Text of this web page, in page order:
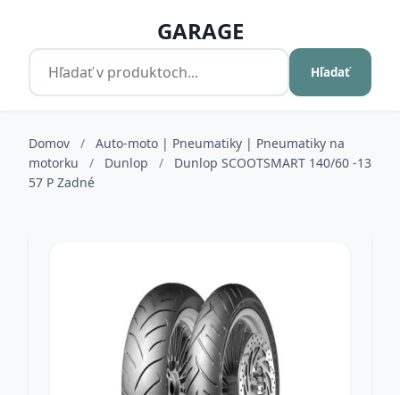
GARAGE
Hľadať
Domov /
Auto-moto | Pneumatiky | Pneumatiky na
motorku
/ Dunlop /
Dunlop SCOOTSMART 140/60 -13
57 P Zadné